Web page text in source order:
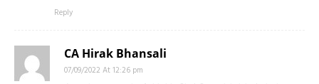
Reply
CA Hirak Bhansali
07/09/2022 At 12:26 pm